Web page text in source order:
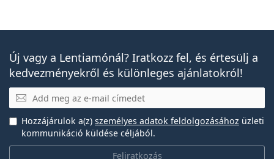
Új vagy a Lentiamónál? Iratkozz fel, és értesülj a
kedvezményekről és különleges ajánlatokról!
E-mail
Feliratkozás
Hozzájárulok a(z) személyes adatok feldolgozásához üzleti
kommunikáció küldése céljából.